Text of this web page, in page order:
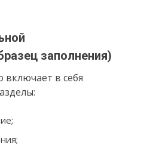
заполнения)
в себя